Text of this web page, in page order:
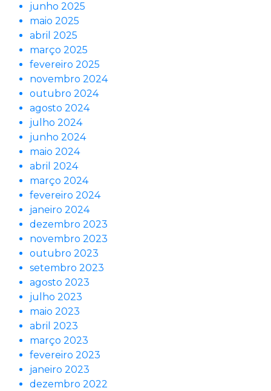
junho 2025
maio 2025
abril 2025
março 2025
fevereiro 2025
novembro 2024
outubro 2024
agosto 2024
julho 2024
junho 2024
maio 2024
abril 2024
março 2024
fevereiro 2024
janeiro 2024
dezembro 2023
novembro 2023
outubro 2023
setembro 2023
agosto 2023
julho 2023
maio 2023
abril 2023
março 2023
fevereiro 2023
janeiro 2023
dezembro 2022